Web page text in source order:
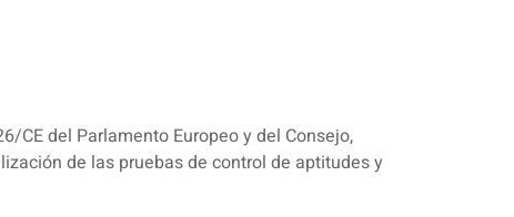
CE del Parlamento Europeo y del Consejo,
de las pruebas de control de aptitudes y